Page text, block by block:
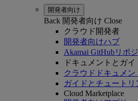
開発者向け
Back 開発者向け Close
クラウド開発者
開発者向けハブ
Akamai GitHubリポ
ドキュメントとガイ
クラウドドキュメン
ガイドとチュートリ
Cloud Marketplace